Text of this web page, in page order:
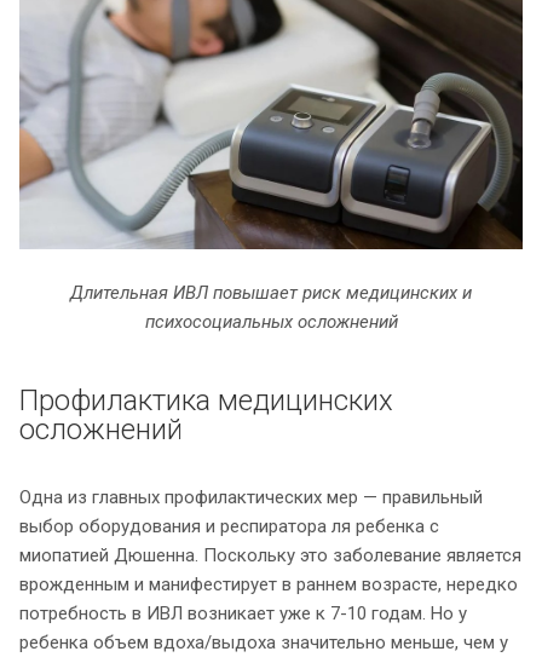
Длительная ИВЛ повышает риск медицинских и
психосоциальных осложнений
Профилактика медицинских
осложнений
Одна из главных профилактических мер — правильный
выбор оборудования и респиратора ля ребенка с
миопатией Дюшенна. Поскольку это заболевание является
врожденным и манифестирует в раннем возрасте, нередко
потребность в ИВЛ возникает уже к 7-10 годам. Но у
ребенка объем вдоха/выдоха значительно меньше, чем у